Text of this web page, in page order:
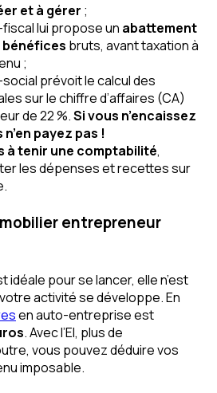
et à gérer ;
lui propose un abattement
bénéfices bruts, avant taxation à
;
prévoit le calcul des
sur le chiffre d’affaires (CA)
de 22 %.Si vous n’encaissez
payez pas !
à tenir une comptabilité,
les dépenses et recettes sur
entrepreneur
idéale pour se lancer, elle n’est
activité se développe. En
en auto-entreprise est
. Avec l’EI, plus de
vous pouvez déduire vos
imposable.